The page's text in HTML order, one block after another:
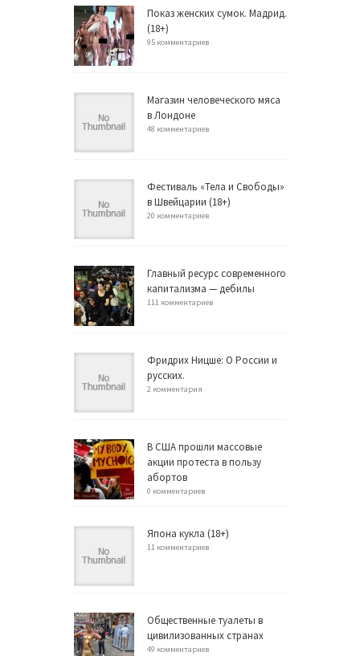
Показ женских сумок. Мадрид.
(18+)
95 комментариев
Магазин человеческого мяса
в Лондоне
48 комментариев
Фестиваль «Тела и Свободы»
в Швейцарии (18+)
20 комментариев
Главный ресурс современного
капитализма — дебилы
111 комментариев
Фридрих Ницше: О России и
русских.
2 комментария
В США прошли массовые
акции протеста в пользу
абортов
0 комментариев
Япона кукла (18+)
11 комментариев
Общественные туалеты в
цивилизованных странах
49 комментариев